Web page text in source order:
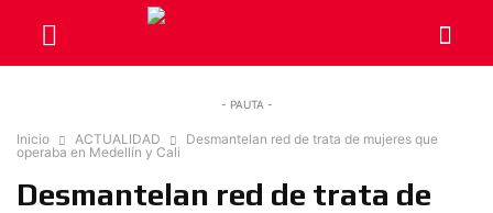
- PAUTA -
Inicio ACTUALIDAD
Desmantelan red de trata de mujeres que
operaba en Medellín y Cali
Desmantelan red de trata de